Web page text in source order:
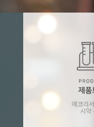
에코리서치는
필요한 모든
순도시약 등을